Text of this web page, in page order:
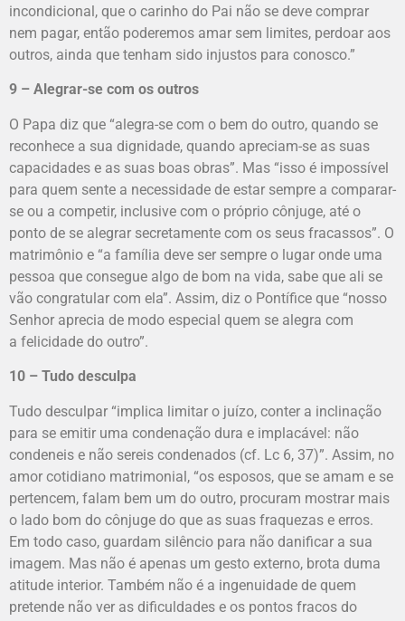
incondicional, que o carinho do Pai não se deve comprar
nem pagar, então poderemos amar sem limites, perdoar aos
outros, ainda que tenham sido injustos para conosco.”
9 – Alegrar-se com os outros
O Papa diz que “alegra-se com o bem do outro, quando se
reconhece a sua dignidade, quando apreciam-se as suas
capacidades e as suas boas obras”. Mas “isso é impossível
para quem sente a necessidade de estar sempre a comparar-
se ou a competir, inclusive com o próprio cônjuge, até o
ponto de se alegrar secretamente com os seus fracassos”. O
matrimônio e “a família deve ser sempre o lugar onde uma
pessoa que consegue algo de bom na vida, sabe que ali se
vão congratular com ela”. Assim, diz o Pontífice que “nosso
Senhor aprecia de modo especial quem se alegra com
a felicidade do outro”.
10 – Tudo desculpa
Tudo desculpar “implica limitar o juízo, conter a inclinação
para se emitir uma condenação dura e implacável: não
condeneis e não sereis condenados (cf. Lc 6, 37)”. Assim, no
amor cotidiano matrimonial, “os esposos, que se amam e se
pertencem, falam bem um do outro, procuram mostrar mais
o lado bom do cônjuge do que as suas fraquezas e erros.
Em todo caso, guardam silêncio para não danificar a sua
imagem. Mas não é apenas um gesto externo, brota duma
atitude interior. Também não é a ingenuidade de quem
pretende não ver as dificuldades e os pontos fracos do